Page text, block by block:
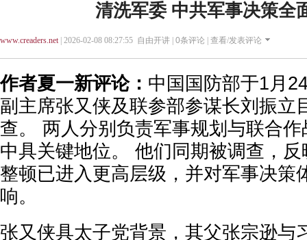
清洗军委 中共军事决策全
www.creaders.net| 2026-02-08 08:27:55 自由开讲 | 0条评论 | 查看/发表评论
作者夏一新评论： 中国国防部于1月
副主席张又侠及联参部参谋长刘振立
查。 两人分别负责军事规划与联合
中具关键地位。 他们同期被调查，
整顿已进入更高层级，并对军事决策
响。
张又侠具太子党背景，其父张宗逊与